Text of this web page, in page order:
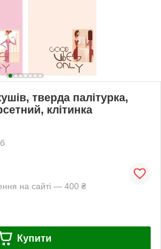
тверда палітурка,
клітинка
на сайті — 400 ₴
Купити